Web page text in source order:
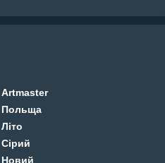
Artmaster
Польща
Літо
Сірий
Новий